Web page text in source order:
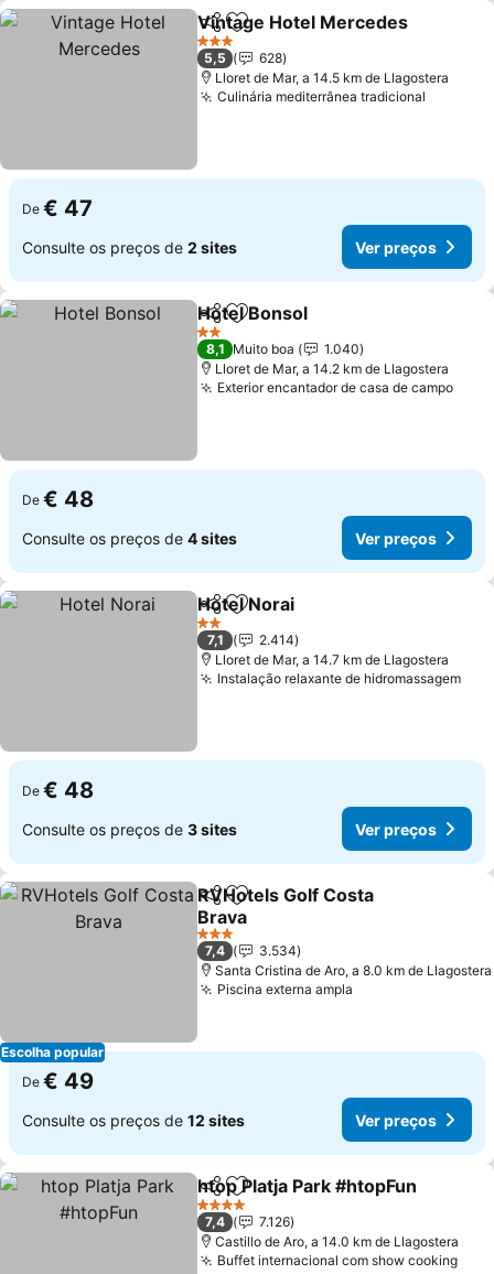
PartilharAdicionar aos favoritos
Vintage Hotel Mercedes
3 Estrelas
5,5
628
Lloret de Mar, a 14.5 km de Llagostera
Culinária mediterrânea tradicional
De € 47
Consulte os preços de 2 sites Ver preços
PartilharAdicionar aos favoritos
Hotel Bonsol
2 Estrelas
8,1 Muito boa
1.040
Lloret de Mar, a 14.2 km de Llagostera
Exterior encantador de casa de campoVer
De € 48
Consulte os preços de 4 sites Ver preços
PartilharAdicionar aos favoritos
Hotel Norai
2 Estrelas
7,1
2.414
Lloret de Mar, a 14.7 km de Llagostera
Instalação relaxante de hidromassagemVer
De € 48
Consulte os preços de 3 sites Ver preços
Escolha popular
PartilharAdicionar aos favoritos
RVHotels Golf Costa
Brava
Ver preços
3 Estrelas
7,4
3.534
Santa Cristina de Aro, a 8.0 km de Llagostera
Piscina externa ampla
De € 49
Consulte os preços de 12 sites Ver preços
PartilharAdicionar aos favoritos
htop Platja Park #htopFun
4 Estrelas
7,4
7.126
Castillo de Aro, a 14.0 km de Llagostera
Buffet internacional com show cookingVer